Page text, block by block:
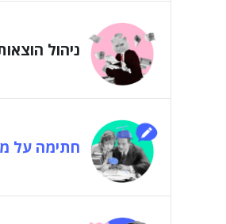
ניהול
חתימה על